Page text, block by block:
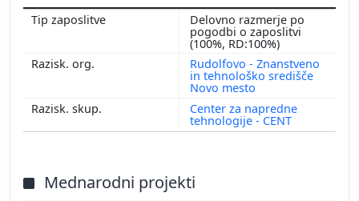
Delovno razmerje po
pogodbi o zaposlitvi
(100%, RD:100%)
Rudolfovo - Znanstveno
in tehnološko središče
Novo mesto
Center za napredne
tehnologije - CENT
Mednarodni projekti